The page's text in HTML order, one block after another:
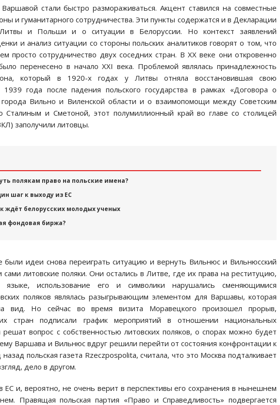
стали быстро размораживаться. Акцент ставился на совместные
и гуманитарного сотрудничества. Эти пункты содержатся и в Декларации
Литвы и Польши и о ситуации в Белоруссии. Но контекст заявлений
и анализ ситуации со стороны польских аналитиков говорят о том, что
просто сотрудничество двух соседних стран. В XX веке они откровенно
перенесено в начало XXI века. Проблемой являлась принадлежность
который в 1920-х годах у Литвы отняла восстановившая свою
года после падения польского государства в рамках «Договора о
Вильно и Виленской области и о взаимопомощи между Советским
Сталиным и Сметоной, этот полумиллионный край во главе со столицей
заполучили литовцы.
полякам право на польские имена?
шаг к выходу из ЕС
ждёт белорусских молодых ученых
фондовая биржа?
идеи снова переиграть ситуацию и вернуть Вильнюс и Вильнюсский
литовские поляки. Они остались в Литве, где их права на реституцию,
языке, использование его и символики нарушались сменяющимися
поляков являлась разыгрывающим элементом для Варшавы, которая
вид. Но сейчас во время визита Моравецкого произошел прорыв,
стран подписали график мероприятий в отношении национальных
вопрос с собственностью литовских поляков, о спорах можно будет
Варшава и Вильнюс вдруг решили перейти от состояния конфронтации к
польская газета Rzeczpospolita, считала, что это Москва подталкивает
дело в другом.
ЕС и, вероятно, не очень верит в перспективы его сохранения в нынешнем
Правящая польская партия «Право и Справедливость» подвергается